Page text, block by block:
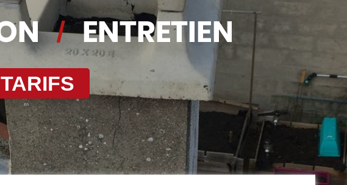
TARIFS